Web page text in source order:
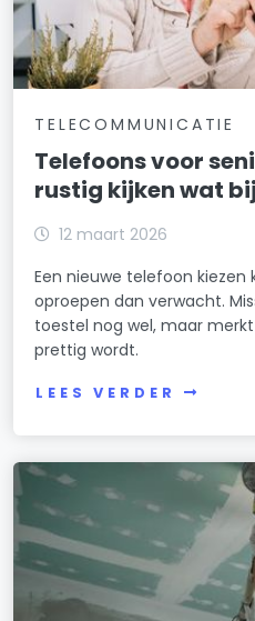
TELECOMMUNICATIE
Telefoons voor
rustig kijken wat
12 maart 2026
Een nieuwe telefoon
oproepen dan verwacht.
toestel nog wel, maar
prettig wordt.
LEES VERDER